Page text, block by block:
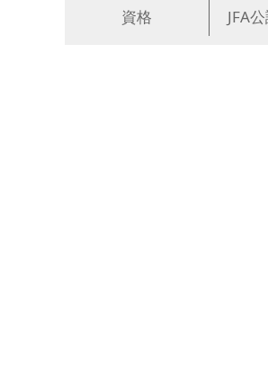
資格
JFA